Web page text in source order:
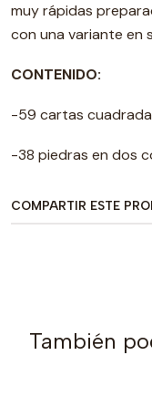
muy rápidas
con una variante en
CONTENIDO:
-59 cartas
-38 piedras en dos
COMPARTIR ESTE
También